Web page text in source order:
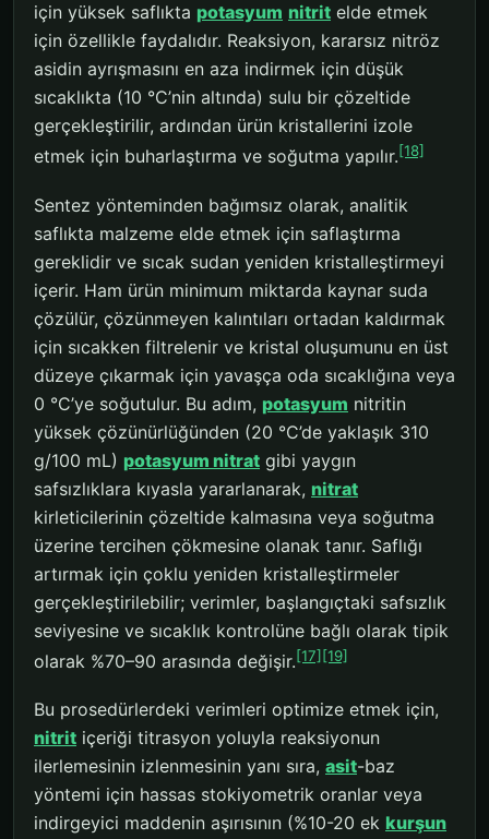
için yüksek saflıkta potasyum nitrit elde etmek
için özellikle faydalıdır. Reaksiyon, kararsız nitröz
asidin ayrışmasını en aza indirmek için düşük
sıcaklıkta (10 °C’nin altında) sulu bir çözeltide
gerçekleştirilir, ardından ürün kristallerini izole
etmek için buharlaştırma ve soğutma yapılır.[18]
Sentez yönteminden bağımsız olarak, analitik
saflıkta malzeme elde etmek için saflaştırma
gereklidir ve sıcak sudan yeniden kristalleştirmeyi
içerir. Ham ürün minimum miktarda kaynar suda
çözülür, çözünmeyen kalıntıları ortadan kaldırmak
için sıcakken filtrelenir ve kristal oluşumunu en üst
düzeye çıkarmak için yavaşça oda sıcaklığına veya
0 °C’ye soğutulur. Bu adım, potasyum nitritin
yüksek çözünürlüğünden (20 °C’de yaklaşık 310
g/100 mL) potasyum nitrat gibi yaygın
safsızlıklara kıyasla yararlanarak, nitrat
kirleticilerinin çözeltide kalmasına veya soğutma
üzerine tercihen çökmesine olanak tanır. Saflığı
artırmak için çoklu yeniden kristalleştirmeler
gerçekleştirilebilir; verimler, başlangıçtaki safsızlık
seviyesine ve sıcaklık kontrolüne bağlı olarak tipik
olarak %70–90 arasında değişir.[17] [19]
Bu prosedürlerdeki verimleri optimize etmek için,
nitrit içeriği titrasyon yoluyla reaksiyonun
ilerlemesinin izlenmesinin yanı sıra, asit-baz
yöntemi için hassas stokiyometrik oranlar veya
indirgeyici maddenin aşırısının (%10-20 ek kurşun